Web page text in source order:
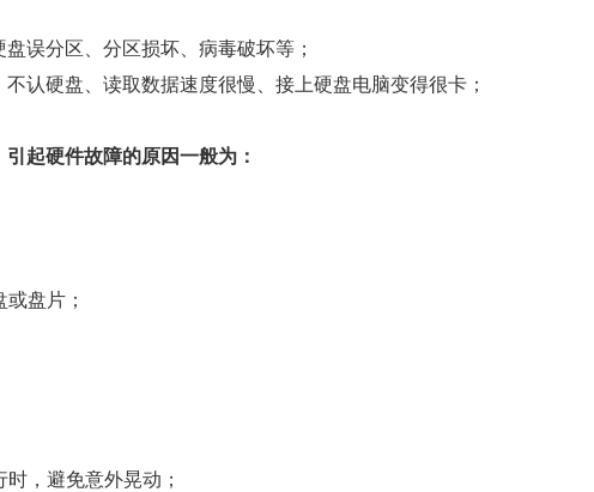
误分区、分区损坏、病毒破坏等；
认硬盘、读取数据速度很慢、接上硬盘电脑变得很卡；
起硬件故障的原因一般为：
盘片；
，避免意外晃动；